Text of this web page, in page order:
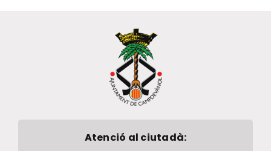
Atenció al ciutadà: